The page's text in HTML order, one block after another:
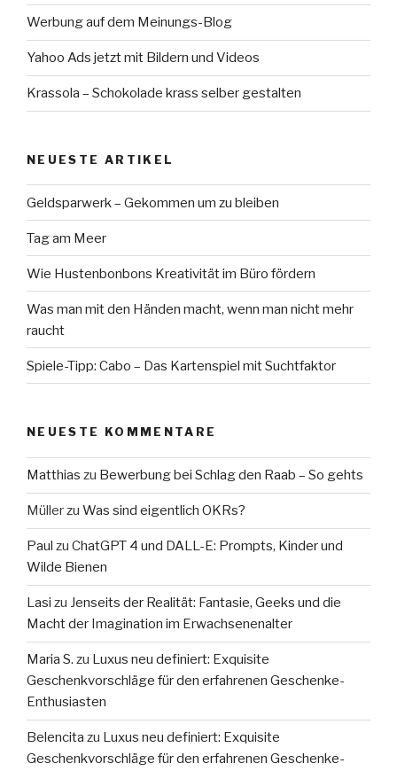
Werbung auf dem Meinungs-Blog
Yahoo Ads jetzt mit Bildern und Videos
Krassola – Schokolade krass selber gestalten
NEUESTE ARTIKEL
Geldsparwerk – Gekommen um zu bleiben
Tag am Meer
Wie Hustenbonbons Kreativität im Büro fördern
Was man mit den Händen macht, wenn man nicht mehr
raucht
Spiele-Tipp: Cabo – Das Kartenspiel mit Suchtfaktor
NEUESTE KOMMENTARE
Matthias zu Bewerbung bei Schlag den Raab – So gehts
Müllerzu Was sind eigentlich OKRs?
Paul zu ChatGPT 4 und DALL-E: Prompts, Kinder und
Wilde Bienen
Lasi zu Jenseits der Realität: Fantasie, Geeks und die
Macht der Imagination im Erwachsenenalter
Maria S. zu Luxus neu definiert: Exquisite
Geschenkvorschläge für den erfahrenen Geschenke-
Enthusiasten
Belencita zu Luxus neu definiert: Exquisite
Geschenkvorschläge für den erfahrenen Geschenke-